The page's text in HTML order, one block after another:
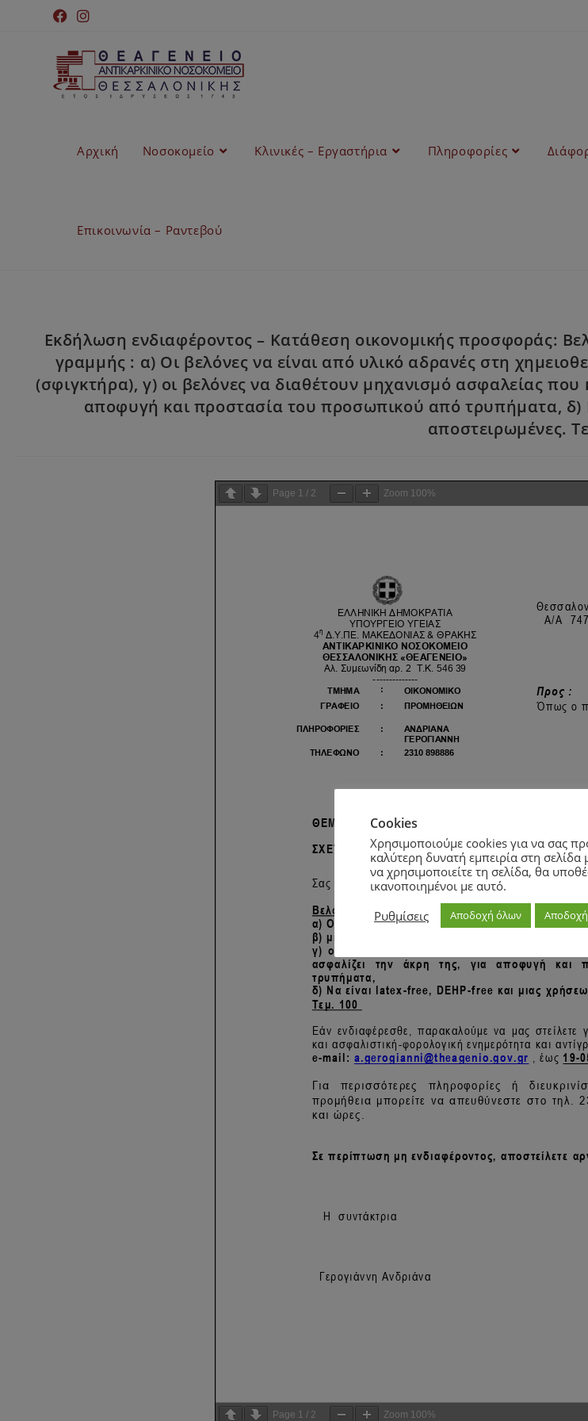
Αρχική Νοσοκομείο Κλινικές – Εργαστήρια Πληροφορίες
Επικοινωνία – Ραντεβού
Εκδήλωση ενδιαφέροντος – Κατάθεση οικονομικής προσφοράς:
γραμμής : α) Oι βελόνες να είναι από υλικό αδρανές στη
(σφιγκτήρα), γ) οι βελόνες να διαθέτουν μηχανισμό ασφαλείας
αποφυγή και προστασία του προσωπικού από τρυπήματα, δ)
αποστειρωμένες.
Page 1 / 2 Zoom 100%
Page 1 / 2 Zoom 100%
Cookies
Χρησιμοποιούμε cookies για να σας
καλύτερη δυνατή εμπειρία στη σελίδα
να χρησιμοποιείτε τη σελίδα, θα
ικανοποιημένοι με αυτό.
Ρυθμίσεις
Αποδοχή όλων